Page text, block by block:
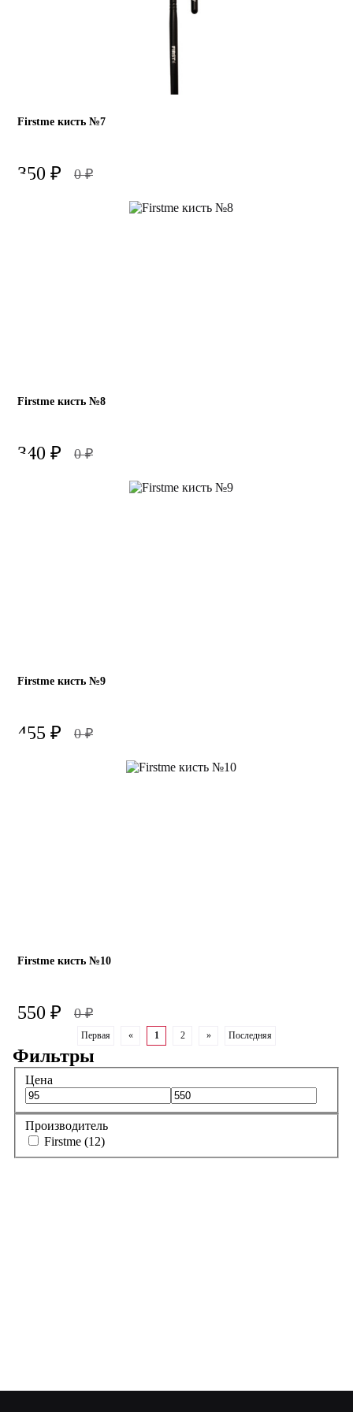
Firstme кисть №7
350 ₽ 0₽
Firstme кисть №8
340 ₽ 0₽
Firstme кисть №9
455 ₽ 0₽
Firstme кисть №10
550 ₽ 0₽
Первая « 1 2 » Последняя
Фильтры
Цена
Производитель
Firstme (12)